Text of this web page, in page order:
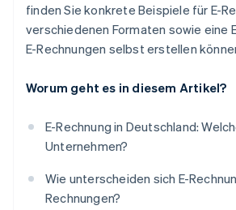
finden Sie konkrete Beispiele für E-
verschiedenen Formaten sowie eine
E-Rechnungen selbst erstellen
Worum geht es in diesem Artikel?
E-Rechnung in Deutschland:
Unternehmen?
Wie unterscheiden sich E-
Rechnungen?